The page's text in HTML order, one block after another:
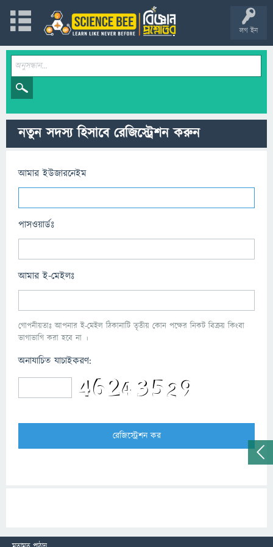
লগ ইন
নতুন সদস্য হিসাবে রেজিস্ট্রেশন করুন
আমার ইউজারনেইম
পাসওয়ার্ডঃ
আমার ই-মেইলঃ
গোপনীয়তাঃ আপনার ই-মেইল ঠিকানাটি তৃতীয় কোন পক্ষের নিকট বিক্রয় কিংবা
ভাগাভাগি করা হবে না ।
অনাযাচিত যাচাইকরণ: